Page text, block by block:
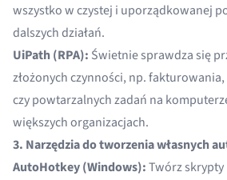
wszystko w czystej i uporządkowanej
dalszych działań.
UiPath (RPA): Świetnie sprawdza się
złożonych czynności, np.
czy powtarzalnych zadań na
większych organizacjach.
3. Narzędzia do tworzenia własnych
AutoHotkey (Windows):Twórz skrypty